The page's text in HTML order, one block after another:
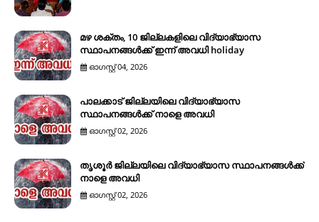
മഴ ശക്തം, 10 ജില്ലകളിലെ വിദ്യാഭ്യാസ
സ്ഥാപനങ്ങൾക്ക് ഇന്ന് അവധി holiday
ഓഗസ്റ്റ് 04, 2026
പാലക്കാട് ജില്ലയിലെ വിദ്യാഭ്യാസ
സ്ഥാപനങ്ങൾക്ക് നാളെ അവധി
ഓഗസ്റ്റ് 02, 2026
തൃശൂർ ജില്ലയിലെ വിദ്യാഭ്യാസ സ്ഥാപനങ്ങൾക്ക്
നാളെ അവധി
ഓഗസ്റ്റ് 02, 2026